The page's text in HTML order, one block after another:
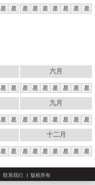
星 星 星 星 星 星 星 星 星
星 星
六月
星 星 星 星 星 星 星
星 星
九月
星 星 星 星 星 星 星
星 星
十二月
星 星 星 星 星 星 星
联系我们 版权所有